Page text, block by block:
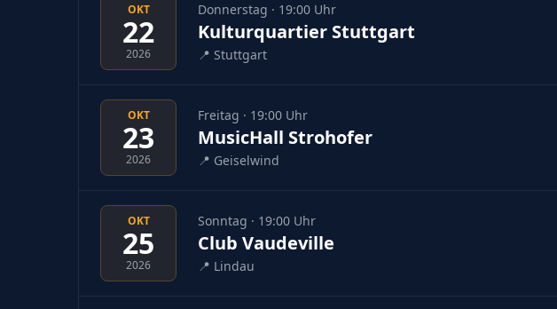
OKT
22
2026
Donnerstag · 19:00 Uhr
Kulturquartier Stuttgart
📍 Stuttgart
OKT
23
2026
Freitag · 19:00 Uhr
MusicHall Strohofer
📍 Geiselwind
OKT
25
2026
Sonntag · 19:00 Uhr
Club Vaudeville
📍 Lindau